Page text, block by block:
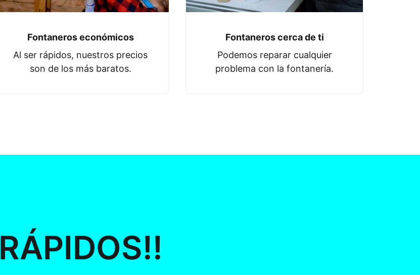
Fontaneros económicos
Al ser rápidos, nuestros precios
son de los más baratos.
Fontaneros cerca de ti
Podemos reparar cualquier
problema con la fontanería.
RÁPIDOS!!